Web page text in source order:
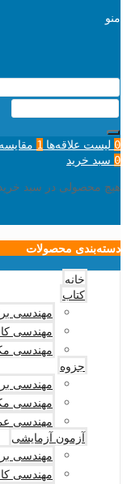
منو
0 لیست علاقه‌ها 1 مقایسه
0 سبد خرید
هیچ محصولی در سبد
دسته‌بندی محصولات
خانه
کتاب
مهندسی
مهندسی
مهندسی
جزوه
مهندسی
مهندسی
مهندسی
آزمون آزمایشی
مهندسی
مهندسی